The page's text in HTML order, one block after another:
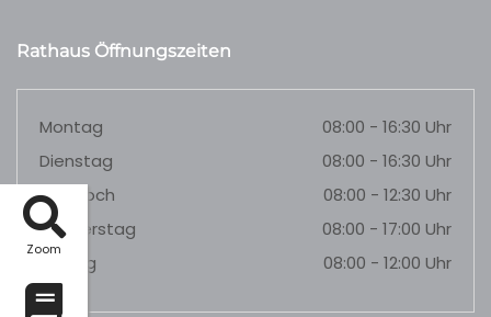
Zoom
Rathaus Öffnungszeiten
Montag
08:00 - 16:30 Uhr
Dienstag
08:00 - 16:30 Uhr
Mittwoch
08:00 - 12:30 Uhr
Donnerstag
08:00 - 17:00 Uhr
Freitag
08:00 - 12:00 Uhr